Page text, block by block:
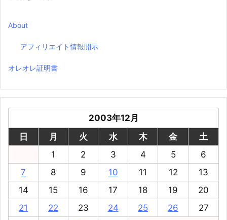
About
アフィリエイト情報開示
オレオレ証明書
2003年12月
日
月 火 水 木 金
土
1
2 3 4 5
6
7
8 9 10 11 12
13
14
15 16 17 18 19
20
21
22 23 24 25 26
27